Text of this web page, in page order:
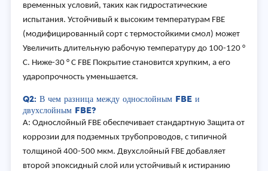
временных условий, таких как гидростатические
испытания. Устойчивый к высоким температурам FBE
(модифицированный сорт с термостойкими смол) может
Увеличить длительную рабочую температуру до 100-120 °
C. Ниже-30 ° C FBE Покрытие становится хрупким, а его
ударопрочность уменьшается.
Q2: В чем разница между однослойным FBE и
двухслойным FBE?
A: Однослойный FBE обеспечивает стандартную Защита от
коррозии для подземных трубопроводов, с типичной
толщиной 400-500 мкм. Двухслойный FBE добавляет
второй эпоксидный слой или устойчивый к истиранию